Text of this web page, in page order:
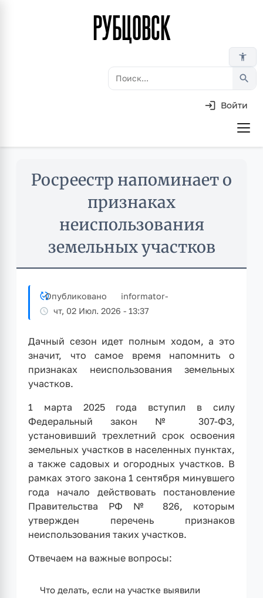
РУБЦОВСК
accessibility_new
search
Войти
Росреестр напоминает о
признаках
неиспользования
земельных участков
Опубликовано informator-
чт, 02 Июл. 2026 - 13:37
Дачный сезон идет полным ходом, а это
значит, что самое время напомнить о
признаках неиспользования земельных
участков.
1 марта 2025 года вступил в силу
Федеральный закон № 307-ФЗ,
установивший трехлетний срок освоения
земельных участков в населенных пунктах,
а также садовых и огородных участков. В
рамках этого закона 1 сентября минувшего
года начало действовать постановление
Правительства РФ № 826, которым
утвержден перечень признаков
неиспользования таких участков.
Отвечаем на важные вопросы:
Что делать, если на участке выявили